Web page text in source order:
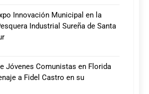
Innovación Municipal en la
Industrial Sureña de Santa
Jóvenes Comunistas en Florida
a Fidel Castro en su